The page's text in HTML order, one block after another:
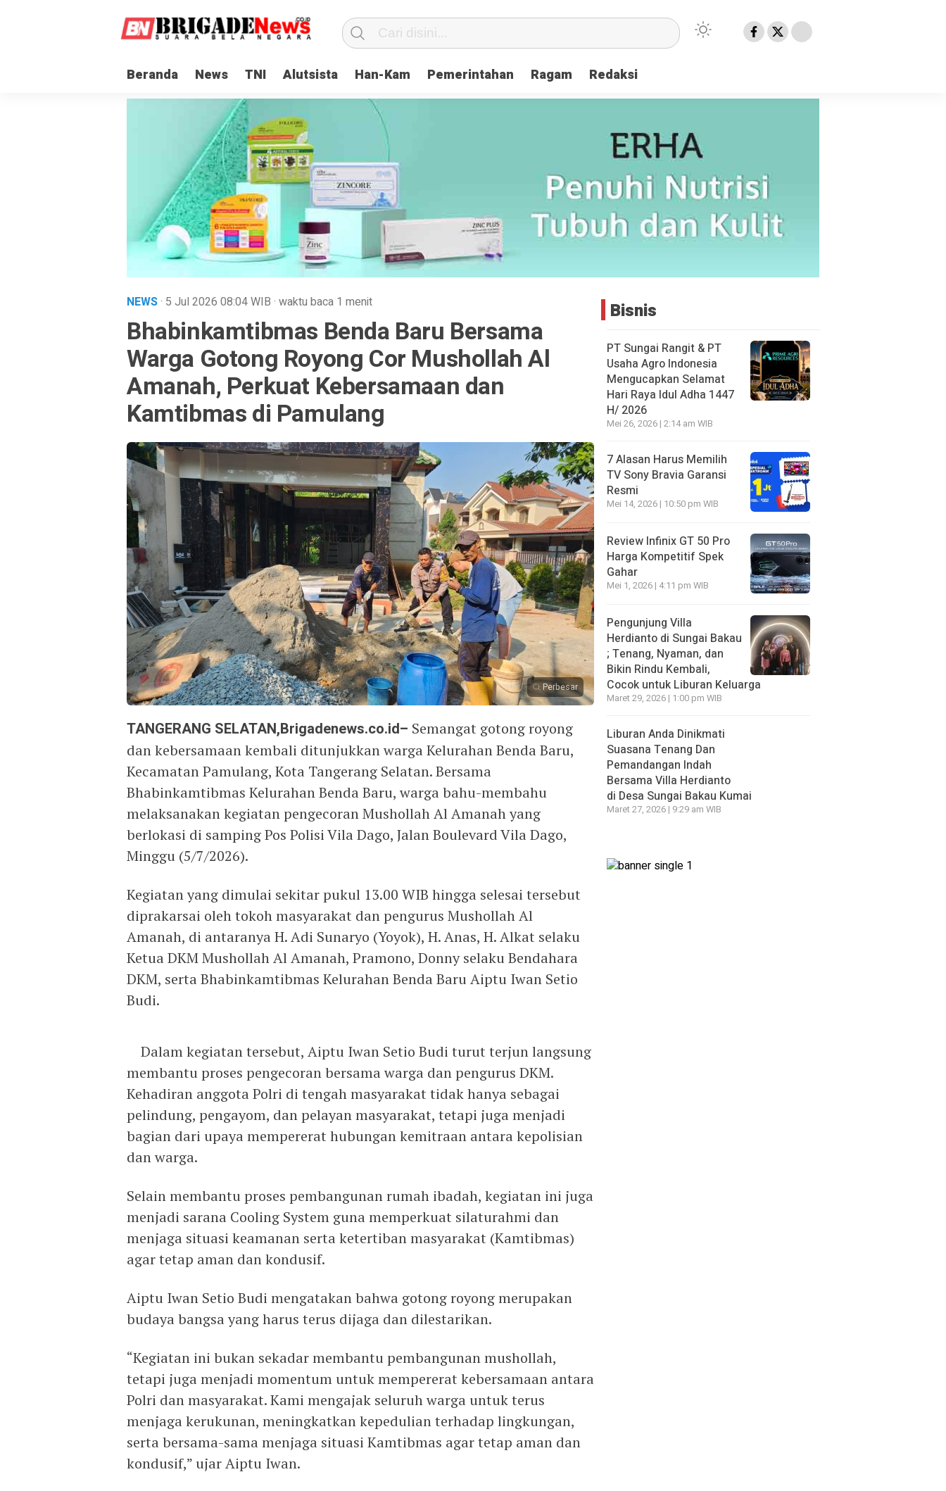
Beranda News TNI Alutsista Han-Kam Pemerintahan Ragam Redaksi
NEWS· 5 Jul 2026 08:04WIB · waktu baca 1 menit
Bhabinkamtibmas Benda Baru Bersama
Warga Gotong Royong Cor Mushollah Al
Amanah, Perkuat Kebersamaan dan
Kamtibmas di Pamulang
Perbesar
TANGERANG SELATAN,Brigadenews.co.id– Semangat gotong royong
dan kebersamaan kembali ditunjukkan warga Kelurahan Benda Baru,
Kecamatan Pamulang, Kota Tangerang Selatan. Bersama
Bhabinkamtibmas Kelurahan Benda Baru, warga bahu-membahu
melaksanakan kegiatan pengecoran Mushollah Al Amanah yang
berlokasi di samping Pos Polisi Vila Dago, Jalan Boulevard Vila Dago,
Minggu (5/7/2026).
Kegiatan yang dimulai sekitar pukul 13.00 WIB hingga selesai tersebut
diprakarsai oleh tokoh masyarakat dan pengurus Mushollah Al
Amanah, di antaranya H. Adi Sunaryo (Yoyok), H. Anas, H. Alkat selaku
Ketua DKM Mushollah Al Amanah, Pramono, Donny selaku Bendahara
DKM, serta Bhabinkamtibmas Kelurahan Benda Baru Aiptu Iwan Setio
Budi.
Dalam kegiatan tersebut, Aiptu Iwan Setio Budi turut terjun langsung
membantu proses pengecoran bersama warga dan pengurus DKM.
Kehadiran anggota Polri di tengah masyarakat tidak hanya sebagai
pelindung, pengayom, dan pelayan masyarakat, tetapi juga menjadi
bagian dari upaya mempererat hubungan kemitraan antara kepolisian
dan warga.
Selain membantu proses pembangunan rumah ibadah, kegiatan ini juga
menjadi sarana Cooling System guna memperkuat silaturahmi dan
menjaga situasi keamanan serta ketertiban masyarakat (Kamtibmas)
agar tetap aman dan kondusif.
Aiptu Iwan Setio Budi mengatakan bahwa gotong royong merupakan
budaya bangsa yang harus terus dijaga dan dilestarikan.
“Kegiatan ini bukan sekadar membantu pembangunan mushollah,
tetapi juga menjadi momentum untuk mempererat kebersamaan antara
Polri dan masyarakat. Kami mengajak seluruh warga untuk terus
menjaga kerukunan, meningkatkan kepedulian terhadap lingkungan,
serta bersama-sama menjaga situasi Kamtibmas agar tetap aman dan
kondusif,” ujar Aiptu Iwan.
Bisnis
PT Sungai Rangit & PT
Usaha Agro Indonesia
Mengucapkan Selamat
Hari Raya Idul Adha 1447
H/ 2026
Mei 26, 2026 | 2:14 am WIB
7 Alasan Harus Memilih
TV Sony Bravia Garansi
Resmi
Mei 14, 2026 | 10:50 pm WIB
Review Infinix GT 50 Pro
Harga Kompetitif Spek
Gahar
Mei 1, 2026 | 4:11 pm WIB
Pengunjung Villa
Herdianto di Sungai Bakau
; Tenang, Nyaman, dan
Bikin Rindu Kembali,
Cocok untuk Liburan Keluarga
Maret 29, 2026 | 1:00 pm WIB
Liburan Anda Dinikmati
Suasana Tenang Dan
Pemandangan Indah
Bersama Villa Herdianto
di Desa Sungai Bakau Kumai
Maret 27, 2026 | 9:29 am WIB